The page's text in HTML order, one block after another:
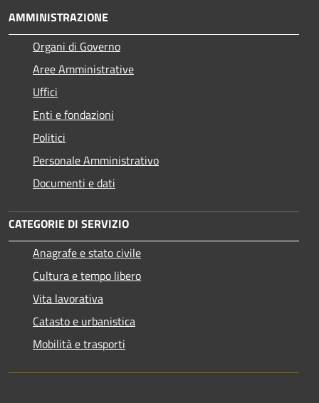
AMMINISTRAZIONE
Organi di Governo
Aree Amministrative
Uffici
Enti e fondazioni
Politici
Personale Amministrativo
Documenti e dati
CATEGORIE DI SERVIZIO
Anagrafe e stato civile
Cultura e tempo libero
Vita lavorativa
Catasto e urbanistica
Mobilità e trasporti